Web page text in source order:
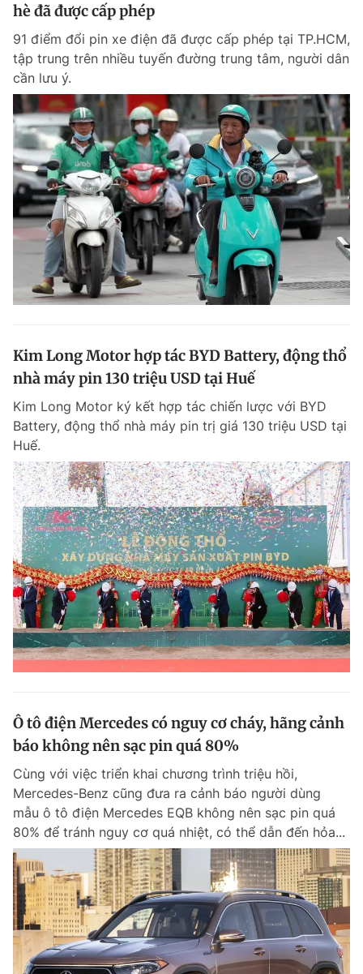
hè đã được cấp phép
91 điểm đổi pin xe điện đã được cấp phép tại TP.HCM,
tập trung trên nhiều tuyến đường trung tâm, người dân
cần lưu ý.
Kim Long Motor hợp tác BYD Battery, động thổ
nhà máy pin 130 triệu USD tại Huế
Kim Long Motor ký kết hợp tác chiến lược với BYD
Battery, động thổ nhà máy pin trị giá 130 triệu USD tại
Huế.
Ô tô điện Mercedes có nguy cơ cháy, hãng cảnh
báo không nên sạc pin quá 80%
Cùng với việc triển khai chương trình triệu hồi,
Mercedes-Benz cũng đưa ra cảnh báo người dùng
mẫu ô tô điện Mercedes EQB không nên sạc pin quá
80% để tránh nguy cơ quá nhiệt, có thể dẫn đến hỏa...